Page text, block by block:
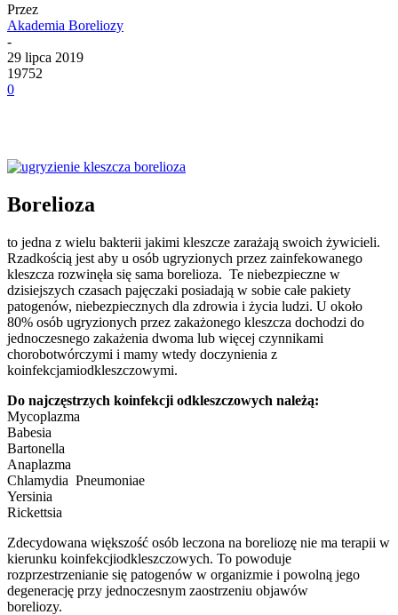
Przez
Akademia Boreliozy
-
29 lipca 2019
19752
0
Borelioza
to jedna z wielu bakterii jakimi kleszcze zarażają swoich żywicieli.
Rzadkością jest aby u osób ugryzionych przez zainfekowanego
kleszcza rozwinęła się sama borelioza. Te niebezpieczne w
dzisiejszych czasach pajęczaki posiadają w sobie całe pakiety
patogenów, niebezpiecznych dla zdrowia i życia ludzi. U około
80% osób ugryzionych przez zakażonego kleszcza dochodzi do
jednoczesnego zakażenia dwoma lub więcej czynnikami
chorobotwórczymi i mamy wtedy doczynienia z
koinfekcjamiodkleszczowymi.
Do najczęstrzych koinfekcji odkleszczowych należą:
Mycoplazma
Babesia
Bartonella
Anaplazma
Chlamydia Pneumoniae
Yersinia
Rickettsia
Zdecydowana większość osób leczona na boreliozę nie ma terapii w
kierunku koinfekcjiodkleszczowych. To powoduje
rozprzestrzenianie się patogenów w organizmie i powolną jego
degenerację przy jednoczesnym zaostrzeniu objawów
boreliozy.